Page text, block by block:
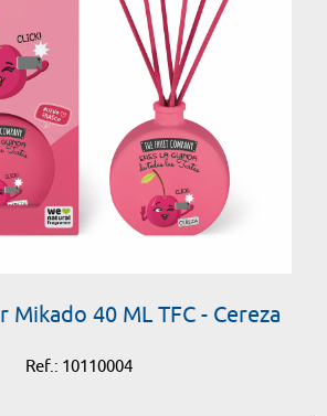
40 ML TFC - Cereza
Ref.: 10110004